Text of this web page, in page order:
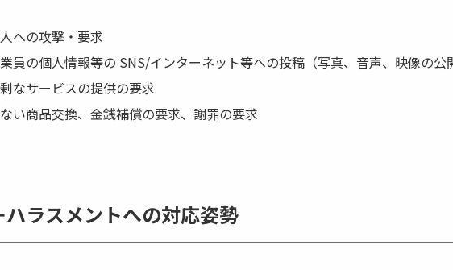
への攻撃・要求
員の個人情報等の SNS/インターネット等への投稿（写真、音声、映像の公
なサービスの提供の要求
い商品交換、金銭補償の要求、謝罪の要求
ハラスメントへの対応姿勢